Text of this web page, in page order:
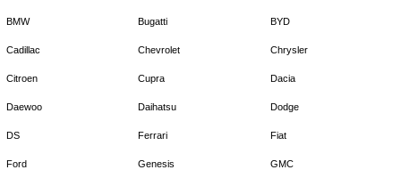
BMW Bugatti BYD
Cadillac Chevrolet Chrysler
Citroen Cupra Dacia
Daewoo Daihatsu Dodge
DS Ferrari Fiat
Ford Genesis GMC